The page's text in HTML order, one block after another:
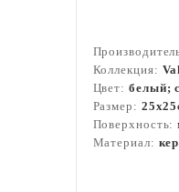
Коллекция:
Цвет: белый;
Размер:
Поверхность:
Материал: